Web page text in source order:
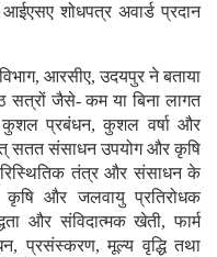
शोधपत्र अवार्ड प्रदान
विभाग, आरसीए, उदयपुर ने बताया
सत्रों जैसे- कम या बिना लागत
प्रबंधन, कुशल वर्षा और
सतत संसाधन उपयोग और कृषि
तंत्र और संसाधन के
और जलवायु प्रतिरोधक
और संविदात्मक खेती, फार्म
प्रसंस्करण, मूल्य वृद्धि तथा